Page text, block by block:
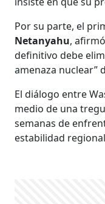
Por su parte, el
Netanyahu,
definitivo debe
amenaza nuclear”
El diálogo entre
medio de una
semanas de
estabilidad